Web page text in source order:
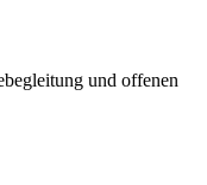
und offenen